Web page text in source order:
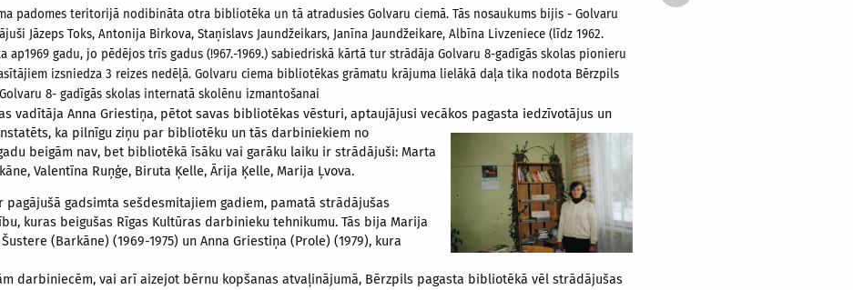
padomes teritorijā nodibināta otra bibliotēka un tā atradusies Golvaru ciemā. Tās nosaukums bijis - Golvaru
Jāzeps Toks, Antonija Birkova, Staņislavs Jaundžeikars, Janīna Jaundžeikare, Albīna Livzeniece (līdz 1962.
ap1969 gadu, jo pēdējos trīs gadus (!967.-1969.) sabiedriskā kārtā tur strādāja Golvaru 8-gadīgās skolas pionieru
izsniedza 3 reizes nedēļā. Golvaru ciema bibliotēkas grāmatu krājuma lielākā daļa tika nodota Bērzpils
8- gadīgās skolas internatā skolēnu izmantošanai
vadītāja Anna Griestiņa, pētot savas bibliotēkas vēsturi, aptaujājusi vecākos pagasta iedzīvotājus un
ka pilnīgu ziņu par bibliotēku un tās darbiniekiem no
beigām nav, bet bibliotēkā īsāku vai garāku laiku ir strādājuši: Marta
Valentīna Ruņģe, Biruta Ķelle, Ārija Ķelle, Marija Ļvova.
gadsimta sešdesmitajiem gadiem, pamatā strādājušas
kuras beigušas Rīgas Kultūras darbinieku tehnikumu. Tās bija Marija
(Barkāne) (1969-1975) un Anna Griestiņa (Prole) (1979), kura
darbiniecēm, vai arī aizejot bērnu kopšanas atvaļinājumā, Bērzpils pagasta bibliotēkā vēl strādājušas